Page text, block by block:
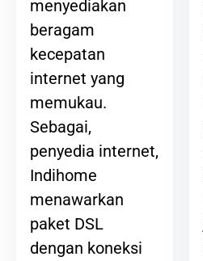
menyediakan
beragam
kecepatan
internet yang
memukau.
Sebagai,
penyedia internet,
Indihome
menawarkan
paket DSL
dengan koneksi